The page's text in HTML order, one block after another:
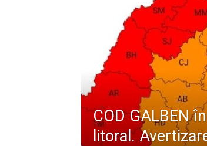
COD GALBEN
litoral.